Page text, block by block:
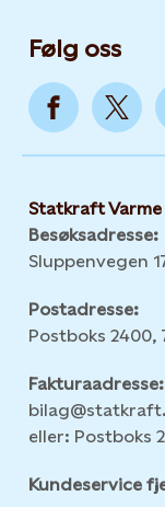
Følg oss
Statkraft Varme
Besøksadresse:
Sluppenvegen
Postadresse:
Postboks 2400,
Fakturaadresse:
eller: Postboks
Kundeservice